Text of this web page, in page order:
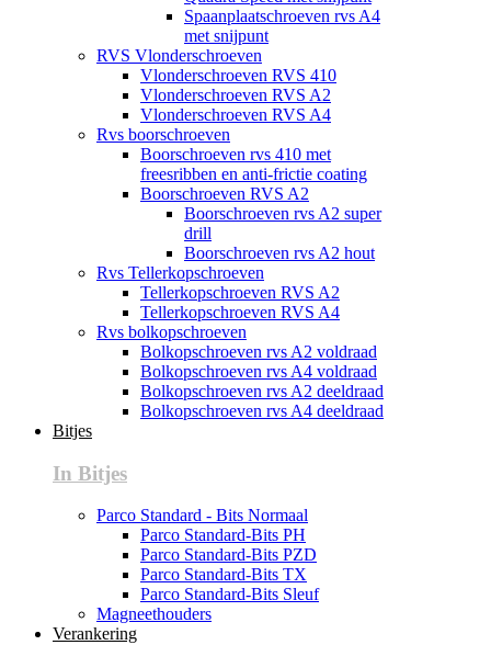
Spaanplaatschroeven rvs A4
met snijpunt
RVS Vlonderschroeven
Vlonderschroeven RVS 410
Vlonderschroeven RVS A2
Vlonderschroeven RVS A4
Rvs boorschroeven
Boorschroeven rvs 410 met
freesribben en anti-frictie coating
Boorschroeven RVS A2
Boorschroeven rvs A2 super
drill
Boorschroeven rvs A2 hout
Rvs Tellerkopschroeven
Tellerkopschroeven RVS A2
Tellerkopschroeven RVS A4
Rvs bolkopschroeven
Bolkopschroeven rvs A2 voldraad
Bolkopschroeven rvs A4 voldraad
Bolkopschroeven rvs A2 deeldraad
Bolkopschroeven rvs A4 deeldraad
Bitjes
In Bitjes
Parco Standard - Bits Normaal
Parco Standard-Bits PH
Parco Standard-Bits PZD
Parco Standard-Bits TX
Parco Standard-Bits Sleuf
Magneethouders
Verankering